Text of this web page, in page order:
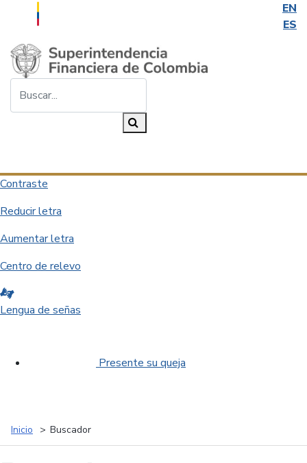
EN
ES
Saltar al contenido principal
Contraste
Reducir letra
Aumentar letra
Centro de relevo
Lengua de señas
Presente su queja
Inicio Buscador